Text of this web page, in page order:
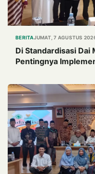
BERITAJUMAT, 7 AGUSTUS
Di Standardisasi Dai
Pentingnya